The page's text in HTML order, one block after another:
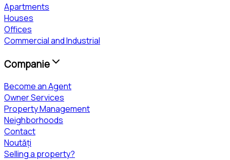
Apartments
Houses
Offices
Commercial and Industrial
Companie
Become an Agent
Owner Services
Property Management
Neighborhoods
Contact
Noutăți
Selling a property?